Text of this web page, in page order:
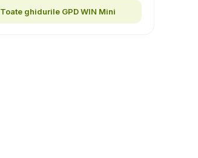
Toate ghidurile GPD WIN Mini